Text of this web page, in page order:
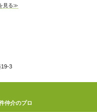
見る≫
19-3
仲介のプロ